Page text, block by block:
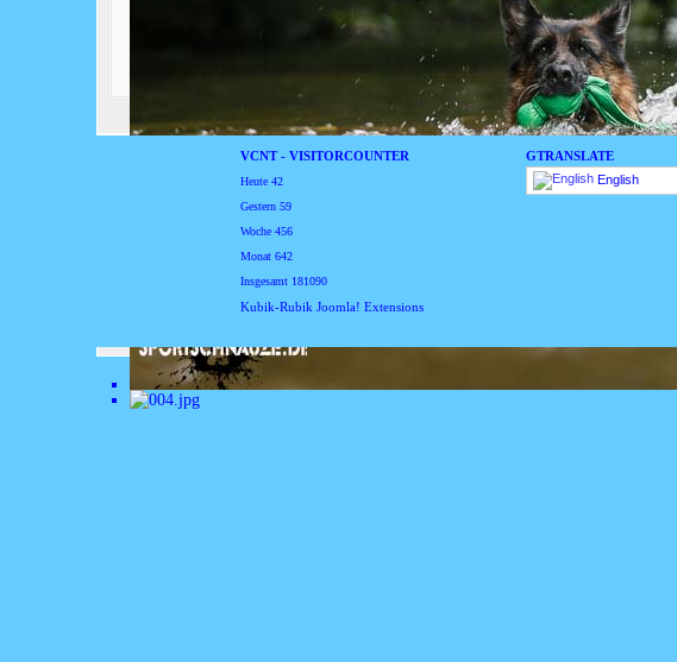
VCNT - VISITORCOUNTER
Heute 42
Gestern 59
Woche 456
Monat 642
Insgesamt 181090
Kubik-Rubik Joomla! Extensions
GTRANSLATE
English